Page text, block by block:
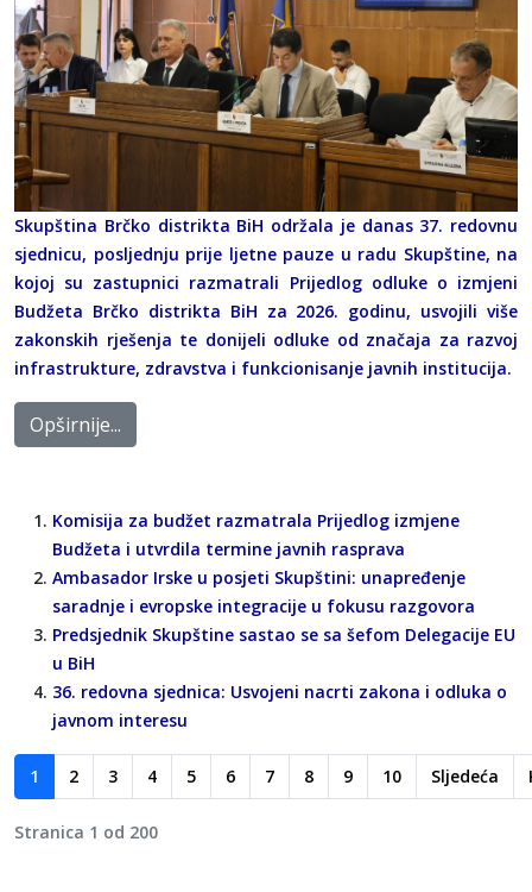
Skupština Brčko distrikta BiH održala je danas 37. redovnu
sjednicu, posljednju prije ljetne pauze u radu Skupštine, na
kojoj su zastupnici razmatrali Prijedlog odluke o izmjeni
Budžeta Brčko distrikta BiH za 2026. godinu, usvojili više
zakonskih rješenja te donijeli odluke od značaja za razvoj
infrastrukture, zdravstva i funkcionisanje javnih institucija.
Opširnije...
Komisija za budžet razmatrala Prijedlog izmjene
Budžeta i utvrdila termine javnih rasprava
Ambasador Irske u posjeti Skupštini: unapređenje
saradnje i evropske integracije u fokusu razgovora
Predsjednik Skupštine sastao se sa šefom Delegacije EU
u BiH
36. redovna sjednica: Usvojeni nacrti zakona i odluka o
javnom interesu
1 2 3 4 5 6 7 8 9 10 Sljedeća
Stranica 1 od 200